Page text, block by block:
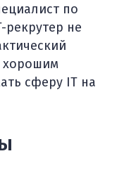
по
рекрутер не
хорошим
сферу IT на